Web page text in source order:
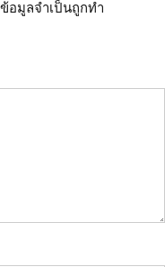
อมูลจำเป็นถูกทำ